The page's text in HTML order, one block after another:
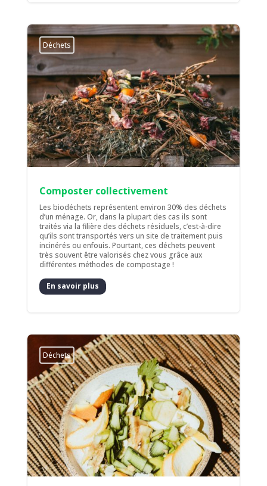
Déchets
Composter collectivement
Les biodéchets représentent environ 30% des déchets
d’un ménage. Or, dans la plupart des cas ils sont
traités via la filière des déchets résiduels, c’est-à-dire
qu’ils sont transportés vers un site de traitement puis
incinérés ou enfouis. Pourtant, ces déchets peuvent
très souvent être valorisés chez vous grâce aux
différentes méthodes de compostage !
En savoir plus
Déchets